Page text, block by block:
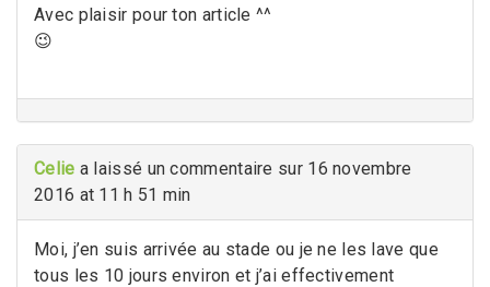
Avec plaisir pour ton article ^^
😉
Celie a laissé un commentaire sur 16 novembre
2016 at 11 h 51 min
Moi, j’en suis arrivée au stade ou je ne les lave que
tous les 10 jours environ et j’ai effectivement